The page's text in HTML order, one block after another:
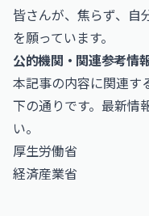
皆さんが、焦らず、自
を願っています。
公的機関・関連参考情
本記事の内容に関連す
下の通りです。最新情
い。
厚生労働省
経済産業省